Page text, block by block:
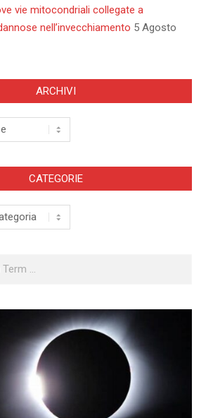
vie mitocondriali collegate a
nell’invecchiamento 5 Agosto
ARCHIVI
CATEGORIE